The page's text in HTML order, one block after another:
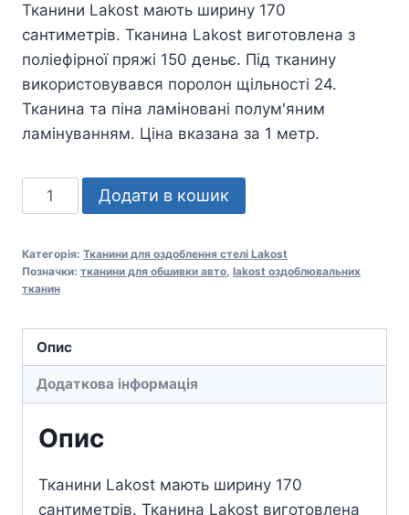
Тканини Lakost мають ширину 170
сантиметрів. Тканина Lakost виготовлена з
поліефірної пряжі 150 деньє. Під тканину
використовувався поролон щільності 24.
Тканина та піна ламіновані полум'яним
ламінуванням. Ціна вказана за 1 метр.
Lakost
Headliner
No
:
кількість
Додати в кошик
Категорія: Тканини для оздоблення стелі Lakost
Позначки: тканини для обшивки авто, lakost оздоблювальних
тканин
Опис
Додаткова інформація
Опис
Тканини Lakost мають ширину 170
сантиметрів. Тканина Lakost виготовлена